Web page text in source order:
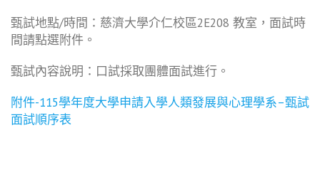
甄試地點/時間：慈濟大學介仁校區2E208 教室，面試時
間請點選附件。
甄試內容說明：口試採取團體面試進行。
附件-115學年度大學申請入學人類發展與心理學系–甄試
面試順序表